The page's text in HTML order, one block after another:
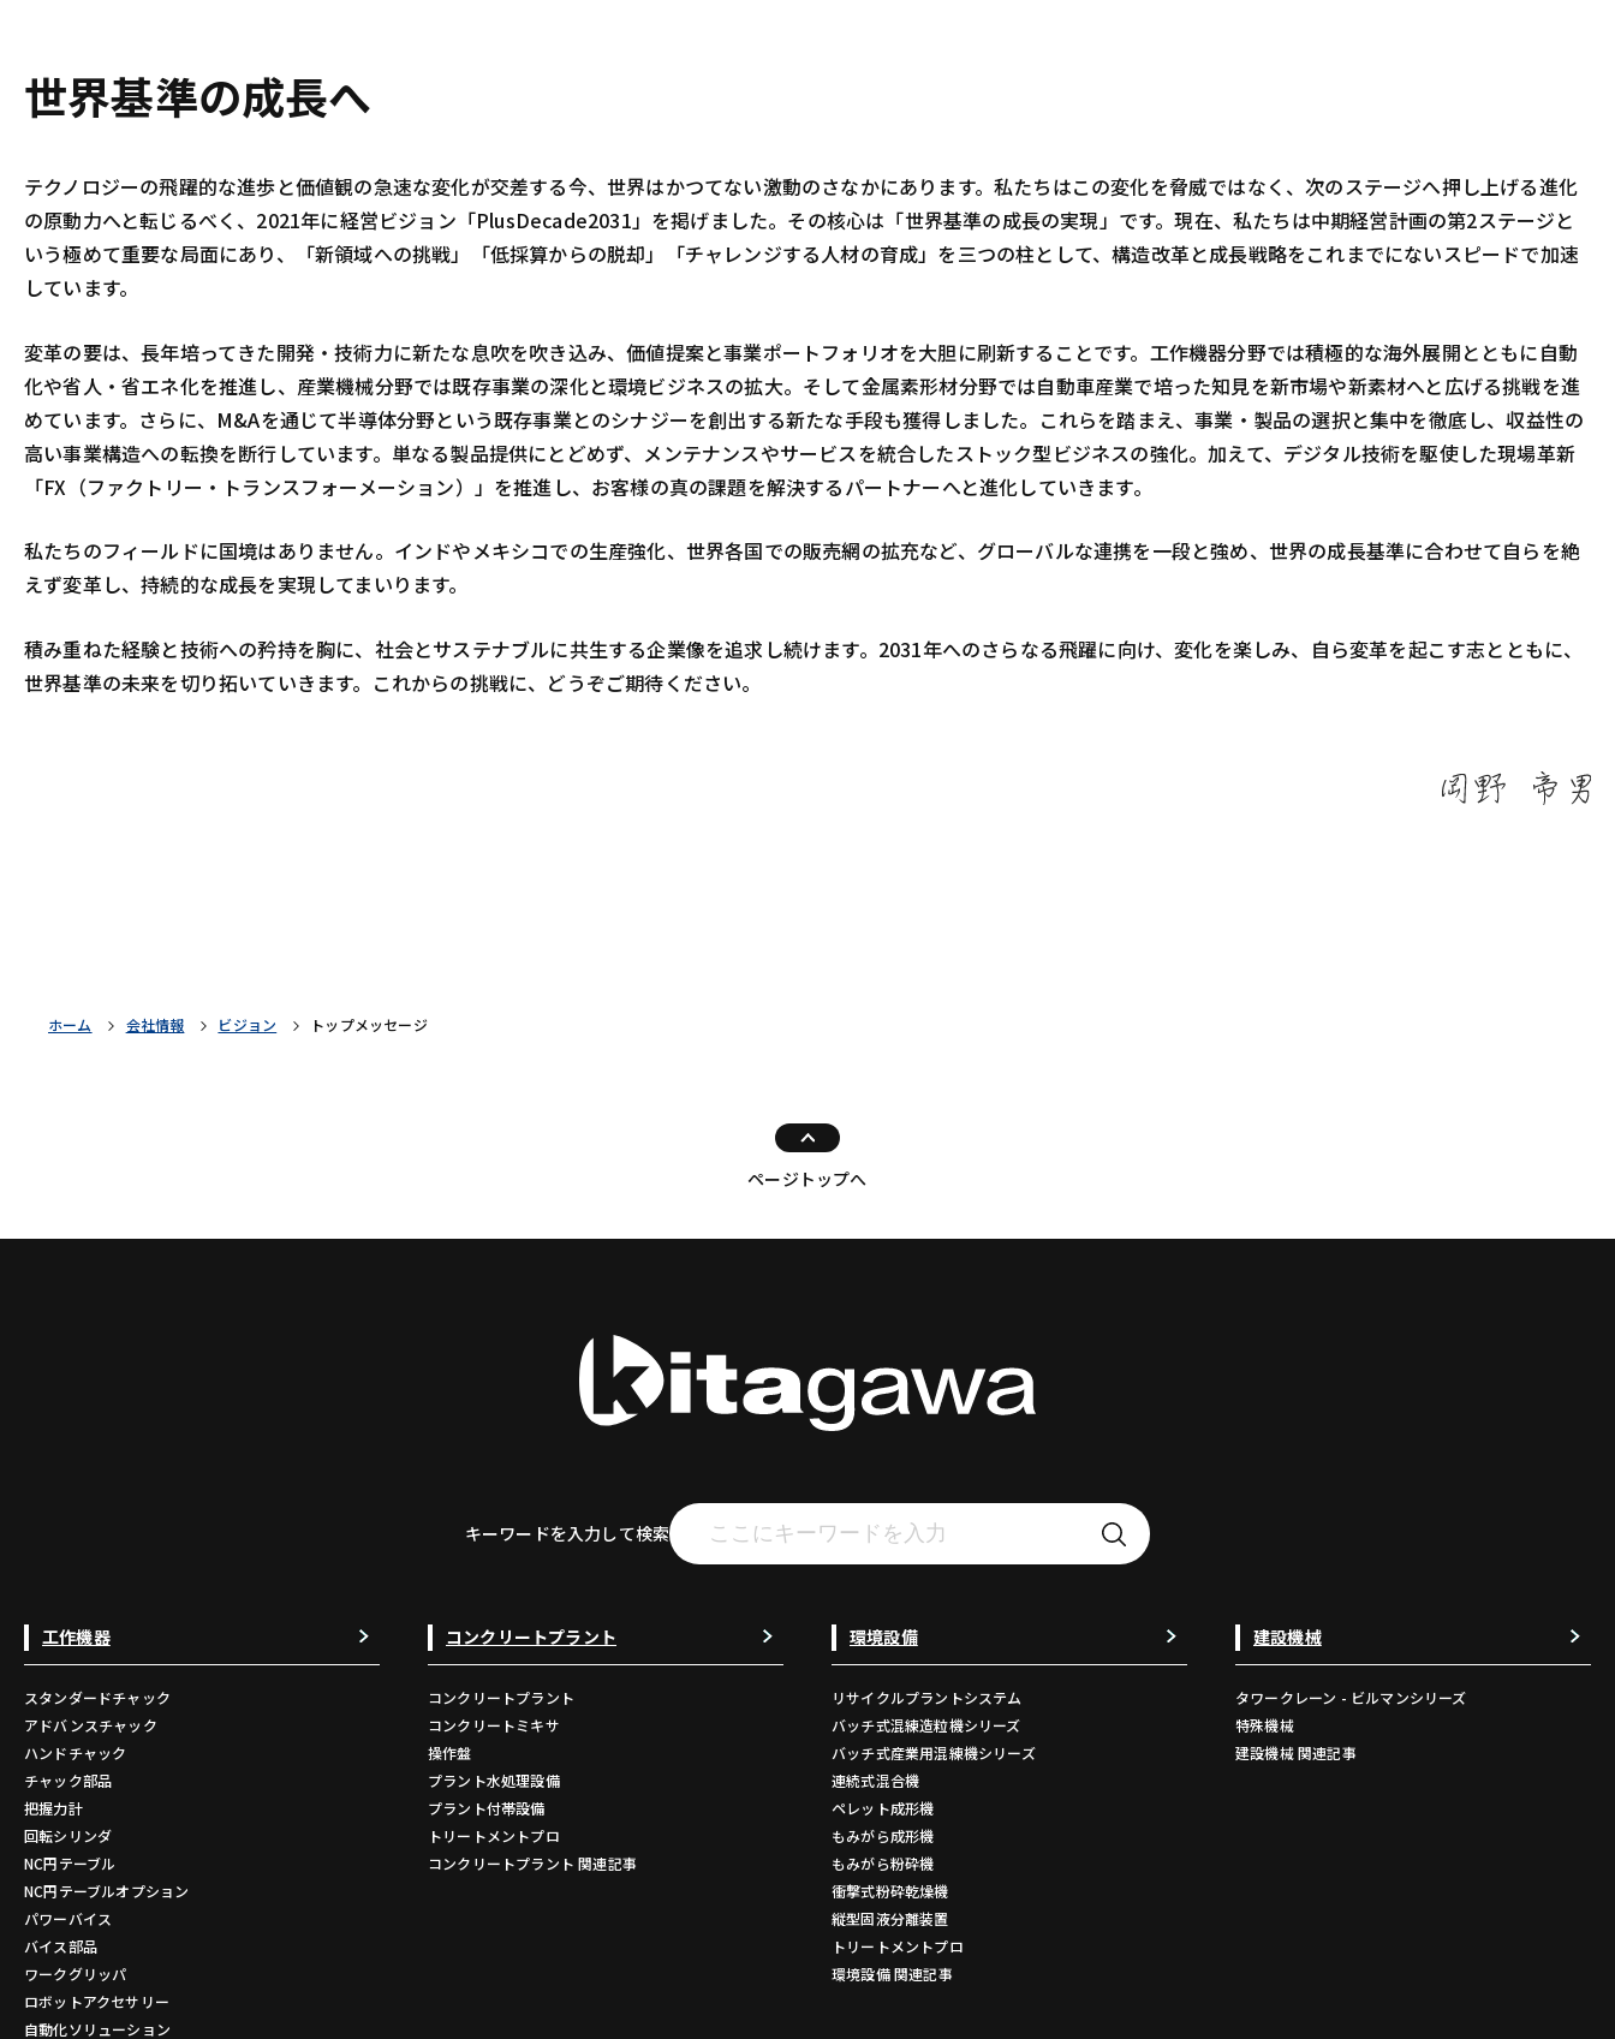
世界基準の成長へ
テクノロジーの飛躍的な進歩と価値観の急速な変化が交差する今、世界はかつてない激動のさなかにあります。私たちはこの変化を脅威ではなく、次のステージへ押し上げる進化
の原動力へと転じるべく、2021年に経営ビジョン「PlusDecade2031」を掲げました。その核心は「世界基準の成長の実現」です。現在、私たちは中期経営計画の第2ステージと
いう極めて重要な局面にあり、「新領域への挑戦」「低採算からの脱却」「チャレンジする人材の育成」を三つの柱として、構造改革と成長戦略をこれまでにないスピードで加速
しています。
変革の要は、長年培ってきた開発・技術力に新たな息吹を吹き込み、価値提案と事業ポートフォリオを大胆に刷新することです。工作機器分野では積極的な海外展開とともに自動
化や省人・省エネ化を推進し、産業機械分野では既存事業の深化と環境ビジネスの拡大。そして金属素形材分野では自動車産業で培った知見を新市場や新素材へと広げる挑戦を進
めています。さらに、M&Aを通じて半導体分野という既存事業とのシナジーを創出する新たな手段も獲得しました。これらを踏まえ、事業・製品の選択と集中を徹底し、収益性の
高い事業構造への転換を断行しています。単なる製品提供にとどめず、メンテナンスやサービスを統合したストック型ビジネスの強化。加えて、デジタル技術を駆使した現場革新
「FX（ファクトリー・トランスフォーメーション）」を推進し、お客様の真の課題を解決するパートナーへと進化していきます。
私たちのフィールドに国境はありません。インドやメキシコでの生産強化、世界各国での販売網の拡充など、グローバルな連携を一段と強め、世界の成長基準に合わせて自らを絶
えず変革し、持続的な成長を実現してまいります。
積み重ねた経験と技術への矜持を胸に、社会とサステナブルに共生する企業像を追求し続けます。2031年へのさらなる飛躍に向け、変化を楽しみ、自ら変革を起こす志とともに、
世界基準の未来を切り拓いていきます。これからの挑戦に、どうぞご期待ください。
ホーム 会社情報 ビジョン トップメッセージ
ページトップへ
キーワードを入力して検索
工作機器
スタンダードチャック
アドバンスチャック
ハンドチャック
チャック部品
把握力計
回転シリンダ
NC円テーブル
NC円テーブルオプション
パワーバイス
バイス部品
ワークグリッパ
ロボットアクセサリー
自動化ソリューション
コンクリートプラント
コンクリートプラント
コンクリートミキサ
操作盤
プラント水処理設備
プラント付帯設備
トリートメントプロ
コンクリートプラント 関連記事
環境設備
リサイクルプラントシステム
バッチ式混練造粒機シリーズ
バッチ式産業用混練機シリーズ
連続式混合機
ペレット成形機
もみがら成形機
もみがら粉砕機
衝撃式粉砕乾燥機
縦型固液分離装置
トリートメントプロ
環境設備 関連記事
建設機械
タワークレーン - ビルマンシリーズ
特殊機械
建設機械 関連記事